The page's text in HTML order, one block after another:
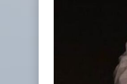
Corredor del Istmo
ASPA pide bloquear